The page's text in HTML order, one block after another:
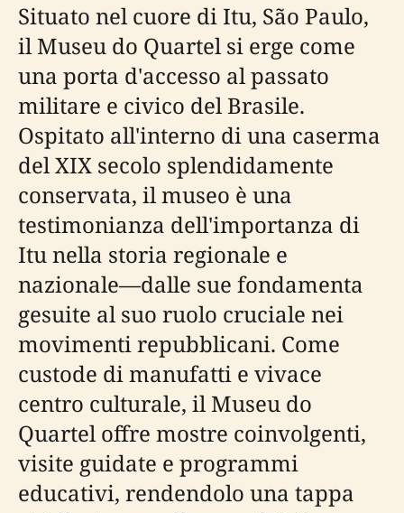
Situato nel cuore di Itu, São Paulo,
il Museu do Quartel si erge come
una porta d'accesso al passato
militare e civico del Brasile.
Ospitato all'interno di una caserma
del XIX secolo splendidamente
conservata, il museo è una
testimonianza dell'importanza di
Itu nella storia regionale e
nazionale—dalle sue fondamenta
gesuite al suo ruolo cruciale nei
movimenti repubblicani. Come
custode di manufatti e vivace
centro culturale, il Museu do
Quartel offre mostre coinvolgenti,
visite guidate e programmi
educativi, rendendolo una tappa